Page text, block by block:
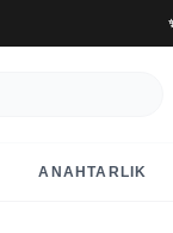
ANAHTARLIK